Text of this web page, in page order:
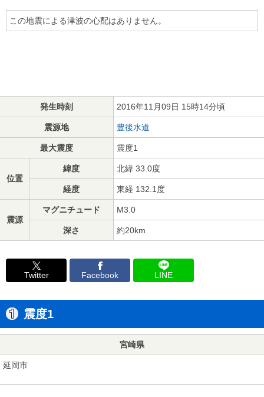
この地震による津波の心配はありません。
発生時刻 2016年11月09日 15時14分頃
震源地 豊後水道
最大震度 震度1
位置
緯度 北緯 33.0度
経度 東経 132.1度
震源
マグニチュード M3.0
深さ 約20km
Twitter Facebook LINE
震度1
宮崎県
延岡市